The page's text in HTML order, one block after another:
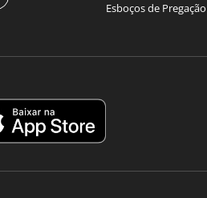
Esboços de Pregação